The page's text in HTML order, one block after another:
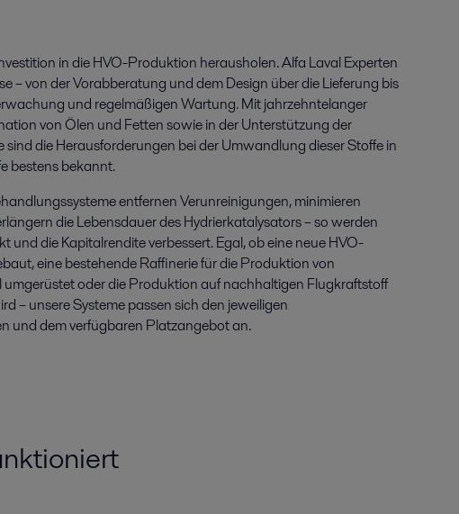
in die HVO-Produktion herausholen. Alfa Laval Experten
– von der Vorabberatung und dem Design über die Lieferung bis
und regelmäßigen Wartung. Mit jahrzehntelanger
von Ölen und Fetten sowie in der Unterstützung der
die Herausforderungen bei der Umwandlung dieser Stoffe in
bestens bekannt.
entfernen Verunreinigungen, minimieren
die Lebensdauer des Hydrierkatalysators – so werden
und die Kapitalrendite verbessert. Egal, ob eine neue HVO-
eine bestehende Raffinerie für die Produktion von
umgerüstet oder die Produktion auf nachhaltigen Flugkraftstoff
– unsere Systeme passen sich den jeweiligen
und dem verfügbaren Platzangebot an.